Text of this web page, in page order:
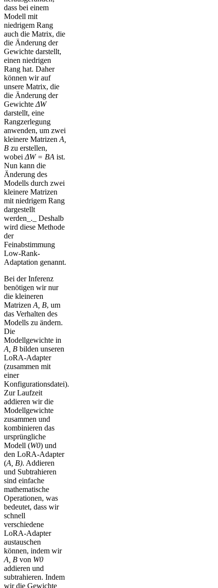
dass bei einem
Modell mit
niedrigem Rang
auch die Matrix, die
die Änderung der
Gewichte darstellt,
einen niedrigen
Rang hat. Daher
können wir auf
unsere Matrix, die
die Änderung der
Gewichte ΔW
darstellt, eine
Rangzerlegung
anwenden, um zwei
kleinere Matrizen A,
B zu erstellen,
wobei ΔW = BA ist.
Nun kann die
Änderung des
Modells durch zwei
kleinere Matrizen
mit niedrigem Rang
dargestellt
werden_._ Deshalb
wird diese Methode
der
Feinabstimmung
Low-Rank-
Adaptation genannt.
Bei der Inferenz
benötigen wir nur
die kleineren
Matrizen A, B, um
das Verhalten des
Modells zu ändern.
Die
Modellgewichte in
A, B bilden unseren
LoRA-Adapter
(zusammen mit
einer
Konfigurationsdatei).
Zur Laufzeit
addieren wir die
Modellgewichte
zusammen und
kombinieren das
ursprüngliche
Modell (W0) und
den LoRA-Adapter
(A, B). Addieren
und Subtrahieren
sind einfache
mathematische
Operationen, was
bedeutet, dass wir
schnell
verschiedene
LoRA-Adapter
austauschen
können, indem wir
A, B von W0
addieren und
subtrahieren. Indem
wir die Gewichte